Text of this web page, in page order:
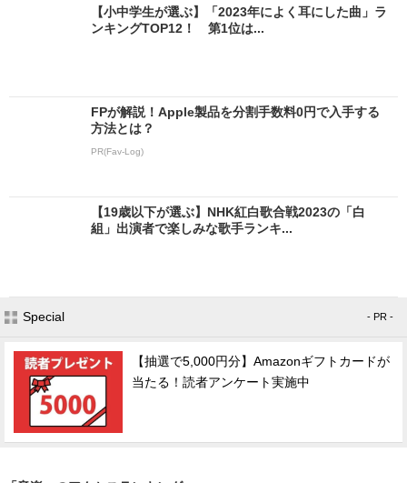
【小中学生が選ぶ】「2023年によく耳にした曲」ラ
ンキングTOP12！ 第1位は...
FPが解説！Apple製品を分割手数料0円で入手する
方法とは？
PR(Fav-Log)
【19歳以下が選ぶ】NHK紅白歌合戦2023の「白
組」出演者で楽しみな歌手ランキ...
Special - PR -
【抽選で5,000円分】Amazonギフトカードが
当たる！読者アンケート実施中